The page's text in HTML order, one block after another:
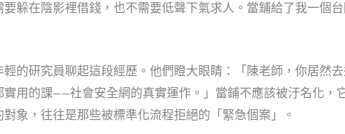
躲在陰影裡借錢，也不需要低聲下氣求人。當鋪給了我一個
的研究員聊起這段經歷。他們瞪大眼睛：「陳老師，你居然去
實用的課——社會安全網的真實運作 。」當鋪不應該被汙名化，
象，往往是那些被標準化流程拒絕的「緊急個案」。